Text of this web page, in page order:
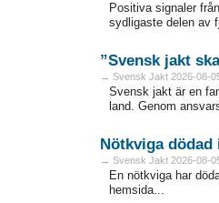
Positiva signaler
sydligaste delen av
”Svensk jakt
→ Svensk Jakt 2026-08-
Svensk jakt är en
land. Genom
Nötkviga
→ Svensk Jakt 2026-08-
En nötkviga har
hemsida...